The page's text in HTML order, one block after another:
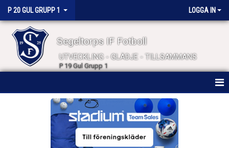
P 20 GUL GRUPP 1 LOGGA IN
Segeltorps IF Fotboll
UTVECKLING - GLÄDJE - TILLSAMMANS
P 19 Gul Grupp 1